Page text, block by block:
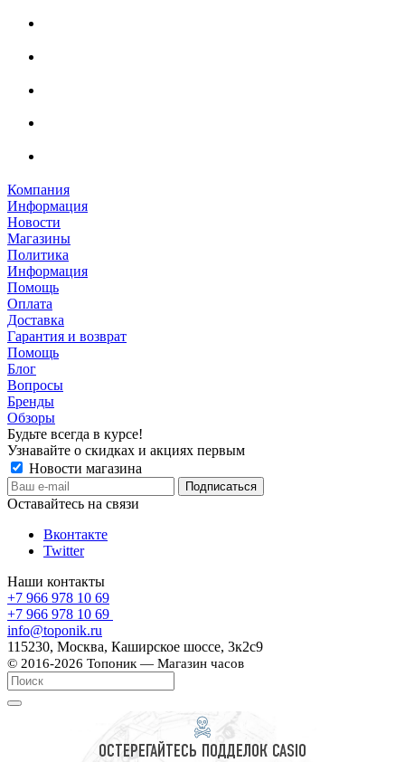
Компания
Информация
Новости
Магазины
Политика
Информация
Помощь
Оплата
Доставка
Гарантия и возврат
Помощь
Блог
Вопросы
Бренды
Обзоры
Будьте всегда в курсе!
Узнавайте о скидках и акциях первым
Новости магазина
Оставайтесь на связи
Вконтакте
Twitter
Наши контакты
+7 966 978 10 69
+7 966 978 10 69
info@toponik.ru
115230, Москва, Каширское шоссе, 3к2с9
© 2016-2026 Топоник — Магазин часов
ОСТЕРЕГАЙТЕСЬ ПОДДЕЛОК CASIO